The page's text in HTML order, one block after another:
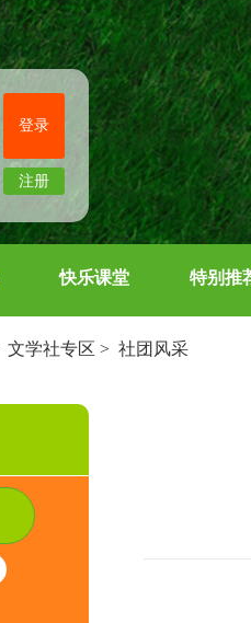
登录
注册
快乐课堂 特别推
文学社专区 > 社团风采